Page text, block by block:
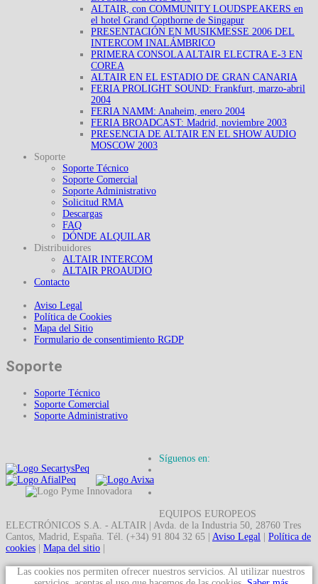
ALTAIR, con COMMUNITY LOUDSPEAKERS en
el hotel Grand Copthorne de Singapur
PRESENTACIÓN EN MUSIKMESSE 2006 DEL
INTERCOM INALÁMBRICO
PRIMERA CONSOLA ALTAIR ELECTRA E-3 EN
COREA
ALTAIR EN EL ESTADIO DE GRAN CANARIA
FERIA PROLIGHT SOUND: Frankfurt, marzo-abril
2004
FERIA NAMM: Anaheim, enero 2004
FERIA BROADCAST: Madrid, noviembre 2003
PRESENCIA DE ALTAIR EN EL SHOW AUDIO
MOSCOW 2003
Soporte
Soporte Técnico
Soporte Comercial
Soporte Administrativo
Solicitud RMA
Descargas
FAQ
DÓNDE ALQUILAR
Distribuidores
ALTAIR INTERCOM
ALTAIR PROAUDIO
Contacto
Aviso Legal
Política de Cookies
Mapa del Sitio
Formulario de consentimiento RGDP
Soporte
Soporte Técnico
Soporte Comercial
Soporte Administrativo
Síguenos en:
EQUIPOS EUROPEOS
ELECTRÓNICOS S.A. - ALTAIR | Avda. de la Industria 50, 28760 Tres
Cantos, Madrid, España. Tél. (+34) 91 804 32 65 | Aviso Legal
Política de
cookies
Mapa del sitio
Las cookies nos permiten ofrecer nuestros servicios. Al utilizar nuestros